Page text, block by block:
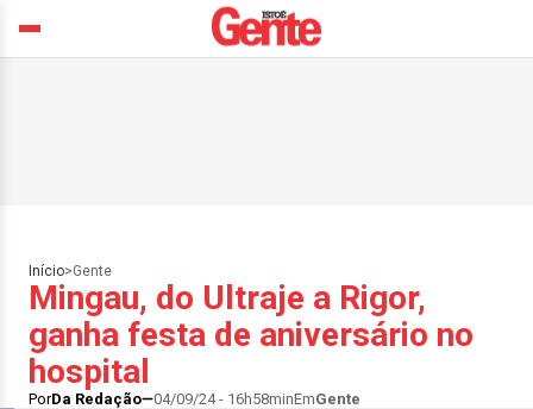
Início>Gente
Mingau, do Ultraje a Rigor,
ganha festa de aniversário no
hospital
PorDa Redação 04/09/24 - 16h58minEmGente